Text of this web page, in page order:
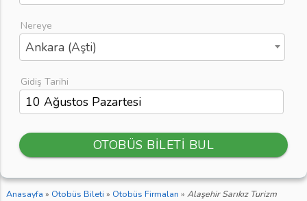
Nereye
Ankara (Aşti)
Gidiş Tarihi
OTOBÜS BİLETİ BUL
Anasayfa » Otobüs Bileti » Otobüs Firmaları » Alaşehir Sarıkız Turizm